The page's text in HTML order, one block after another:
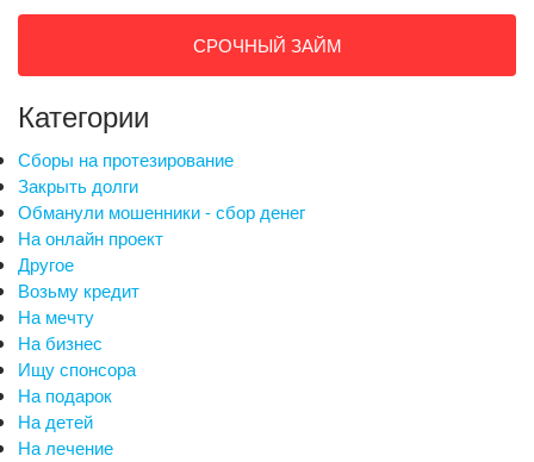
СРОЧНЫЙ ЗАЙМ
Категории
Сборы на протезирование
Закрыть долги
Обманули мошенники - сбор денег
На онлайн проект
Другое
Возьму кредит
На мечту
На бизнес
Ищу спонсора
На подарок
На детей
На лечение